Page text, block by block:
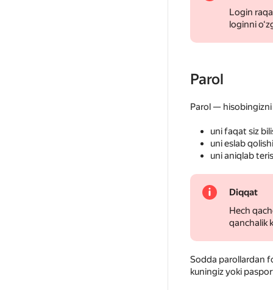
Login
loginni
Parol
Parol — hisobingizni
uni faqat siz
uni eslab
uni aniqlab
Diqqat
Hech
qanchalik
Sodda parollardan
kuningiz yoki